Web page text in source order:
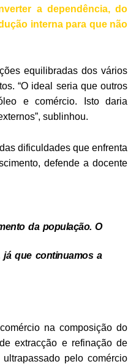
a dependência, do
interna para que não
equilibradas dos vários
“O ideal seria que outros
e comércio. Isto daria
sublinhou.
dificuldades que enfrenta
defende a docente
da população. O
que continuamos a
na composição do
extracção e refinação de
pelo comércio